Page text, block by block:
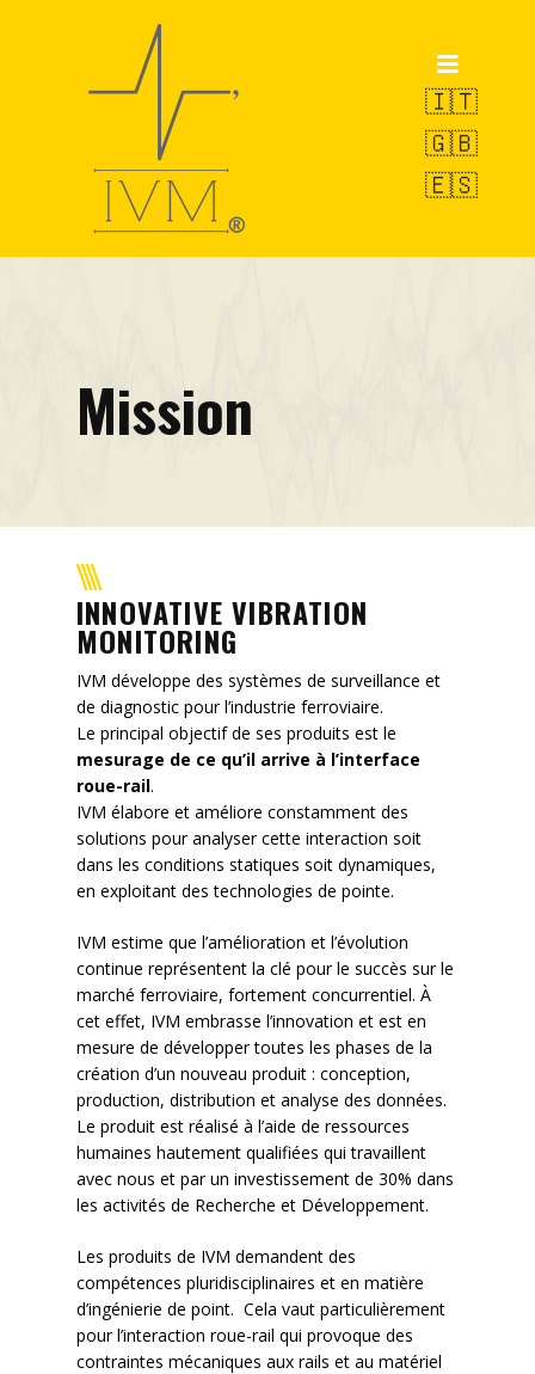
OCTOPUS
VAMS-UBM
Contact
Événements
🇮🇹
🇬🇧
🇪🇸
Mission
INNOVATIVE VIBRATION
MONITORING
IVM développe des systèmes de surveillance et
de diagnostic pour l’industrie ferroviaire.
Le principal objectif de ses produits est le
mesurage de ce qu’il arrive à l’interface
roue-rail.
IVM élabore et améliore constamment des
solutions pour analyser cette interaction soit
dans les conditions statiques soit dynamiques,
en exploitant des technologies de pointe.
IVM estime que l’amélioration et l’évolution
continue représentent la clé pour le succès sur le
marché ferroviaire, fortement concurrentiel. À
cet effet, IVM embrasse l’innovation et est en
mesure de développer toutes les phases de la
création d’un nouveau produit : conception,
production, distribution et analyse des données.
Le produit est réalisé à l’aide de ressources
humaines hautement qualifiées qui travaillent
avec nous et par un investissement de 30% dans
les activités de Recherche et Développement.
Les produits de IVM demandent des
compétences pluridisciplinaires et en matière
d’ingénierie de point. Cela vaut particulièrement
pour l’interaction roue-rail qui provoque des
contraintes mécaniques aux rails et au matériel